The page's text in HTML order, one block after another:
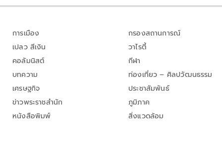
การเมือง
เปลว สีเงิน
คอลัมนิสต์
บทความ
เศรษฐกิจ
ข่าวพระราชสำนัก
หนังสือพิมพ์
กรองสถานการณ์
วาไรตี้
กีฬา
ท่องเที่ยว – ศิลปวัฒนธรรม
ประชาสัมพันธ์
ภูมิภาค
สิ่งแวดล้อม